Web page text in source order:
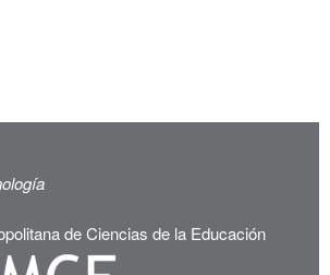
de Ciencias de la Educación